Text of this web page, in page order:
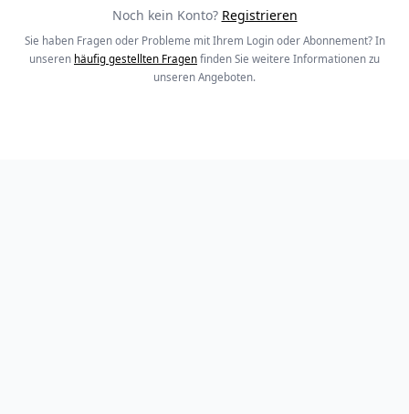
Noch kein Konto? Registrieren
Sie haben Fragen oder Probleme mit Ihrem Login oder Abonnement? In
unseren häufig gestellten Fragen finden Sie weitere Informationen zu
unseren Angeboten.